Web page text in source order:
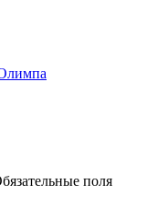
поля